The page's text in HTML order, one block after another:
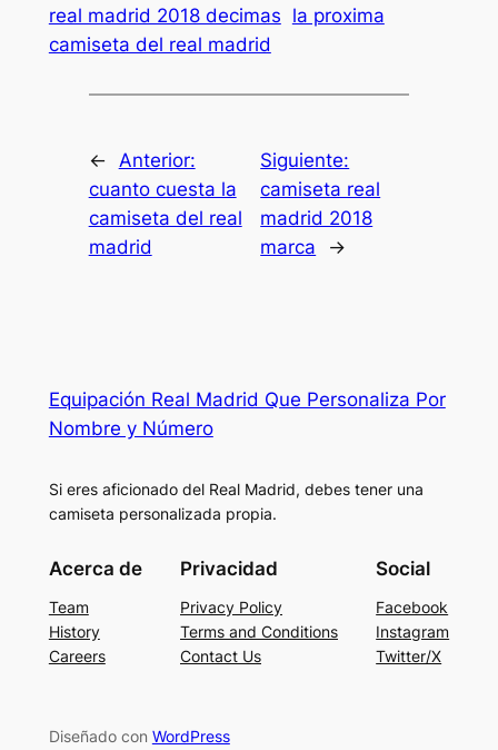
real madrid 2018 decimas la proxima
camiseta del real madrid
←
Anterior:
cuanto cuesta la
camiseta del real
madrid
Siguiente:
camiseta real
madrid 2018
marca
→
Equipación Real Madrid Que Personaliza Por
Nombre y Número
Si eres aficionado del Real Madrid, debes tener una
camiseta personalizada propia.
Acerca de
Team
History
Careers
Privacidad
Privacy Policy
Terms and Conditions
Contact Us
Social
Facebook
Instagram
Twitter/X
Diseñado con WordPress